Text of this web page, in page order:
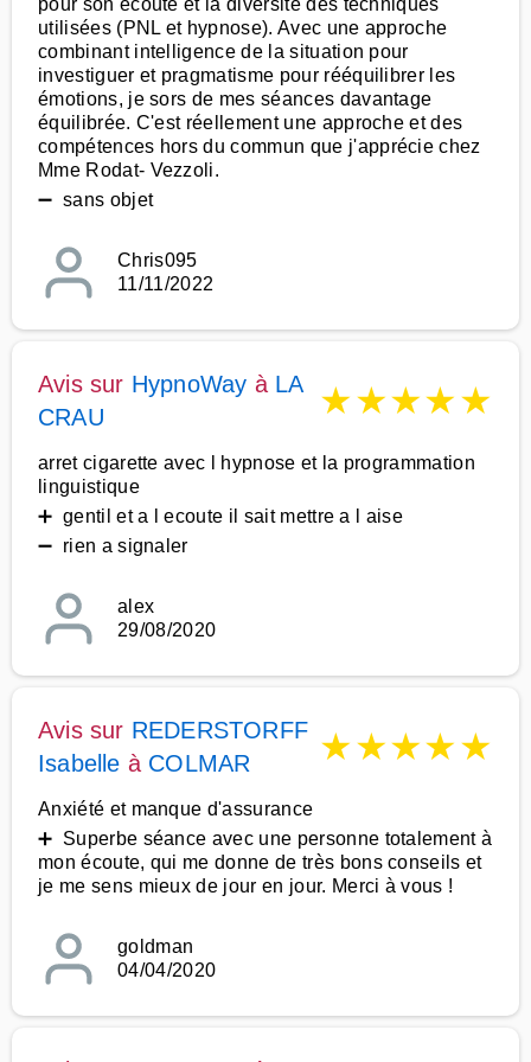
pour son écoute et la diversité des techniques
utilisées (PNL et hypnose). Avec une approche
combinant intelligence de la situation pour
investiguer et pragmatisme pour rééquilibrer les
émotions, je sors de mes séances davantage
équilibrée. C'est réellement une approche et des
compétences hors du commun que j'apprécie chez
Mme Rodat- Vezzoli.
➖ sans objet
Chris095
11/11/2022
Avis sur HypnoWay à LA
CRAU
★★★★★
arret cigarette avec l hypnose et la programmation
linguistique
➕ gentil et a l ecoute il sait mettre a l aise
➖ rien a signaler
alex
29/08/2020
Avis sur REDERSTORFF
Isabelle à COLMAR ★★★★★
Anxiété et manque d'assurance
➕ Superbe séance avec une personne totalement à
mon écoute, qui me donne de très bons conseils et
je me sens mieux de jour en jour. Merci à vous !
goldman
04/04/2020